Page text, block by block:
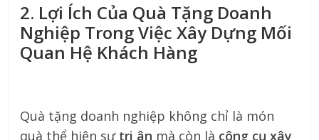
2. Lợi Ích Của Quà Tặng Doanh
Nghiệp Trong Việc Xây Dựng Mối
Quan Hệ Khách Hàng
Quà tặng doanh nghiệp không chỉ là món
quà thể hiện sự tri ân mà còn là công cụ xây